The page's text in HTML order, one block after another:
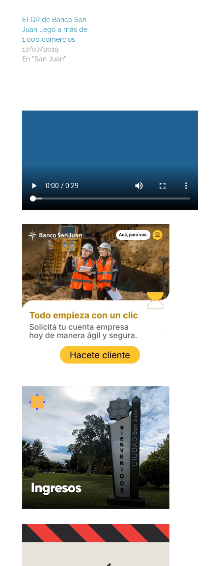
El QR de Banco San
Juan llegó a más de
1.000 comercios
17/07/2019
En "San Juan"